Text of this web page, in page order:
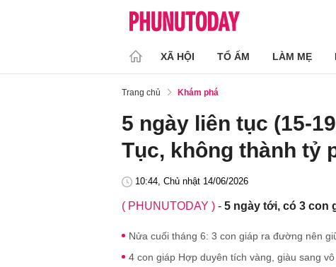
XÃ HỘI TỔ ẤM LÀM MẸ
Trang chủ Khám phá
5 ngày liên tục (15-
Tục, không thành tỷ
10:44, Chủ nhật 14/06/2026
( PHUNUTODAY ) - 5 ngày tới, có 3 con
Nửa cuối tháng 6: 3 con giáp ra đường nên
4 con giáp Hợp duyên tích vàng, giàu sang vô